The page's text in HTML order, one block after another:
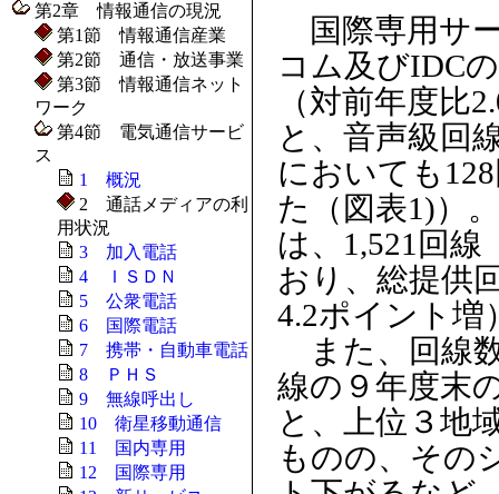
第2章 情報通信の現況
第1節 情報通信産業
第2節 通信・放送事業
第3節 情報通信ネット
ワーク
第4節 電気通信サービ
ス
1 概況
2 通話メディアの利
用状況
3 加入電話
4 ＩＳＤＮ
5 公衆電話
6 国際電話
7 携帯・自動車電話
8 ＰＨＳ
9 無線呼出し
10 衛星移動通信
11 国内専用
12 国際専用
国際専用サ
コム及びIDC
（対前年度比
と、音声級回
においても
た（図表1)）
は、1,521回
おり、総提供
4.2ポイント増
また、回線
線の９年度末
と、上位３地
ものの、その